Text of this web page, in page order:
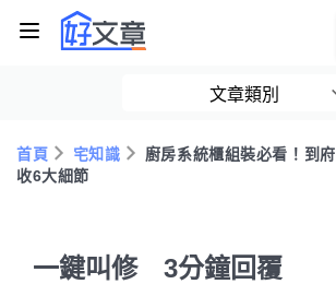
文章類別
首頁 宅知識
廚房系統櫃組裝必看！到
收6大細節
一鍵叫修 3分鐘回覆